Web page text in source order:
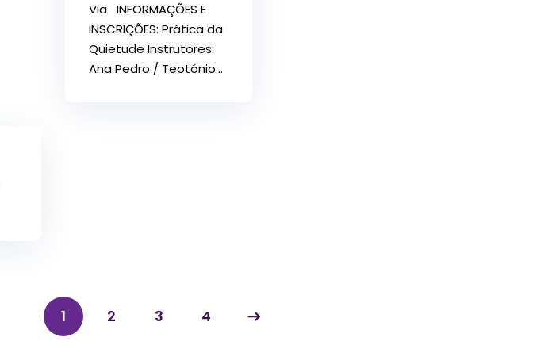
Via INFORMAÇÕES E
INSCRIÇÕES: Prática da
Quietude Instrutores:
Ana Pedro / Teotónio...
1 2 3 4